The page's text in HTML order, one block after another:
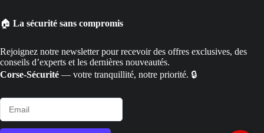
🏠 La sécurité sans compromis
Rejoignez notre newsletter pour recevoir des offres exclusives, des
conseils d’experts et les dernières nouveautés.
Corse-Sécurité — votre tranquillité, notre priorité. 🔒